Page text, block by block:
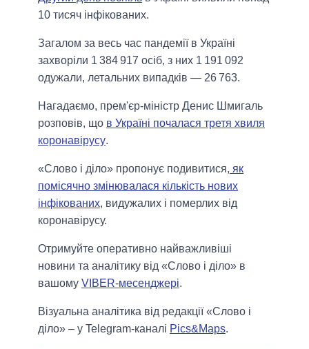
10 тисяч інфікованих.
Загалом за весь час пандемії в Україні
захворіли 1 384 917 осіб, з них 1 191 092
одужали, летальних випадків — 26 763.
Нагадаємо, прем'єр-міністр Денис Шмигаль
розповів, що в Україні почалася третя хвиля
коронавірусу.
«Слово і діло» пропонує подивитися, як
помісячно змінювалася кількість нових
інфікованих, видужалих і померлих від
коронавірусу.
Отримуйте оперативно найважливіші
новини та аналітику від «Слово і діло» в
вашому VIBER-месенджері.
Візуальна аналітика від редакції «Слово і
діло» – у Telegram-каналі Pics&Maps.